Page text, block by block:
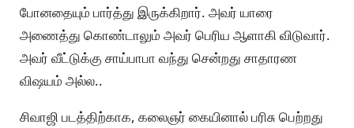
போனதையும் பார்த்து இருக்கிறார். அவர் யாரை
அணைத்து கொண்டாலும் அவர் பெரிய ஆளாகி விடுவார்.
அவர் வீட்டுக்கு சாய்பாபா வந்து சென்றது சாதாரண
விஷயம் அல்ல..
சிவாஜி படத்திற்காக, கலைஞர் கையினால் பரிசு பெற்றது